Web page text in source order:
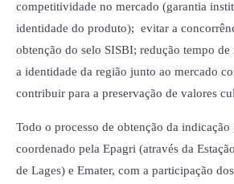
competitividade no mercado (garantia
identidade do produto); evitar a
obtenção do selo SISBI; redução tempo
a identidade da região junto ao mercado
contribuir para a preservação de valores
Todo o processo de obtenção da
coordenado pela Epagri (através da
de Lages) e Emater, com a participação